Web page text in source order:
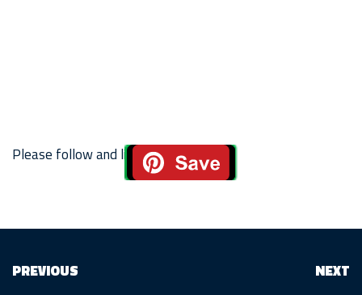
Please follow and like us:
PREVIOUS NEXT